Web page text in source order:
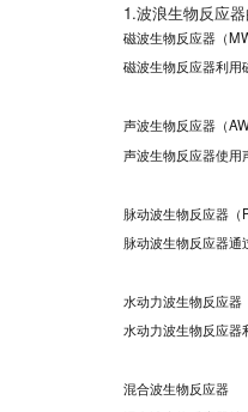
1.波浪生物反应
磁波生物反应器（
磁波生物反应器利用
声波生物反应器（
声波生物反应器使用
脉动波生物反应器（
脉动波生物反应器通
水动力波生物反应器
水动力波生物反应器
混合波生物反应器